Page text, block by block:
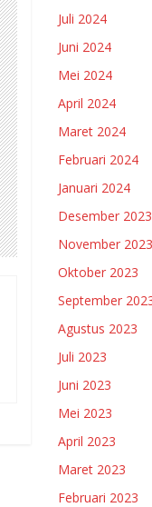
Juli 2024
Juni 2024
Mei 2024
April 2024
Maret 2024
Februari 2024
Januari 2024
Desember 2023
November 2023
Oktober 2023
September
Agustus 2023
Juli 2023
Juni 2023
Mei 2023
April 2023
Maret 2023
Februari 2023